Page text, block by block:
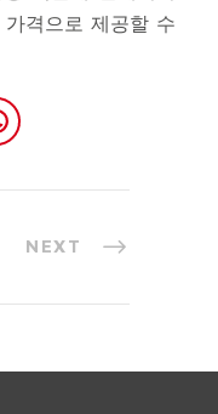
격으로 제공할 수
NEXT